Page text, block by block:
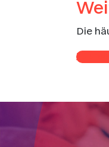
Die
Zu